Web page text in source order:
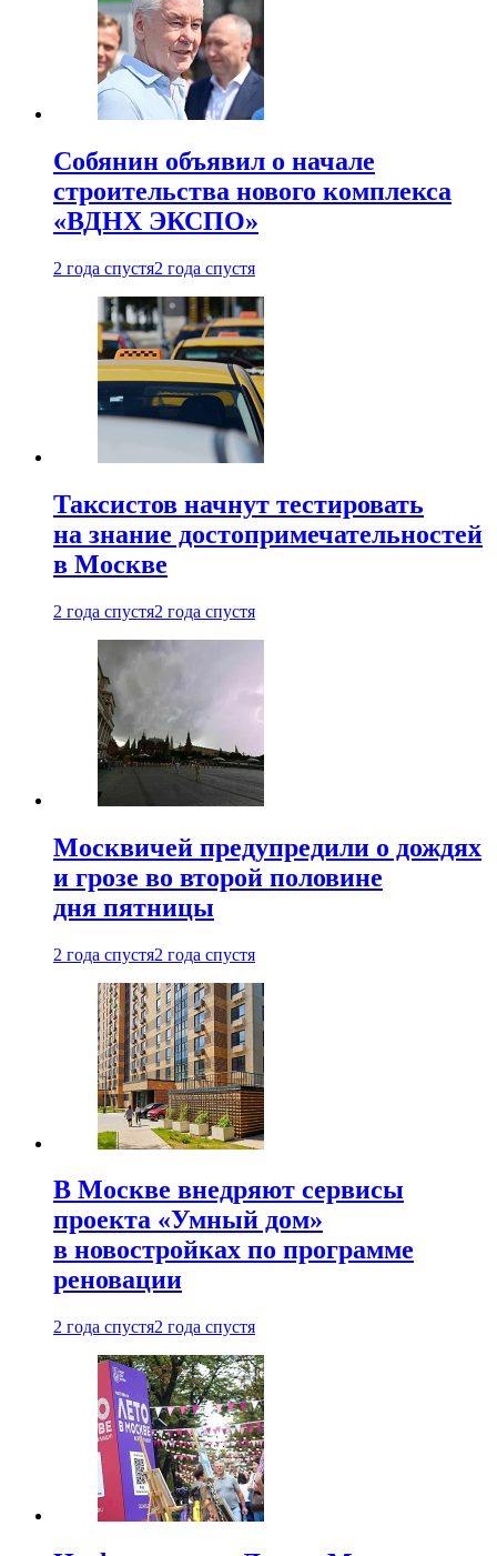
Собянин объявил о начале
строительства нового комплекса
«ВДНХ ЭКСПО»
2 года спустя2 года спустя
Таксистов начнут тестировать
на знание достопримечательностей
в Москве
2 года спустя2 года спустя
Москвичей предупредили о дождях
и грозе во второй половине
дня пятницы
2 года спустя2 года спустя
В Москве внедряют сервисы
проекта «Умный дом»
в новостройках по программе
реновации
2 года спустя2 года спустя